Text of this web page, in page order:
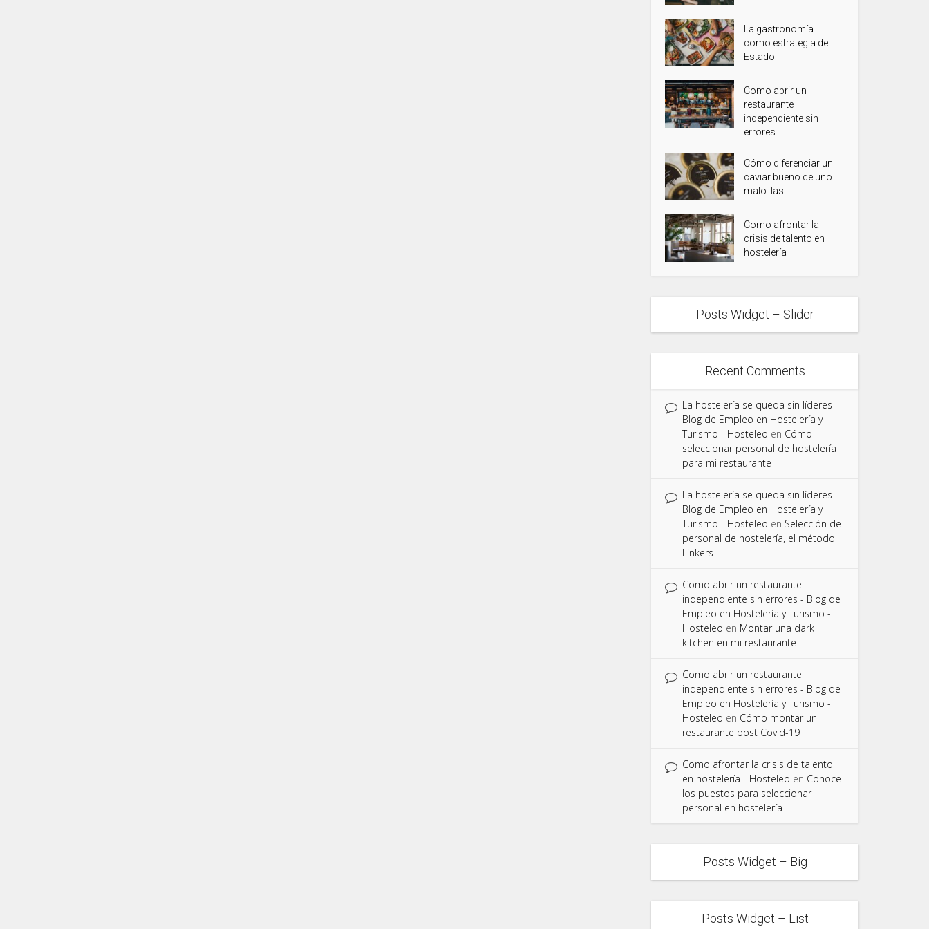
La gastronomía
como estrategia de
Estado
Como abrir un
restaurante
independiente sin
errores
Cómo diferenciar un
caviar bueno de uno
malo: las...
Como afrontar la
crisis de talento en
hostelería
Posts Widget – Slider
Recent Comments
La hostelería se queda sin líderes -
Blog de Empleo en Hostelería y
Turismo - Hosteleo en Cómo
seleccionar personal de hostelería
para mi restaurante
La hostelería se queda sin líderes -
Blog de Empleo en Hostelería y
Turismo - Hosteleo en Selección de
personal de hostelería, el método
Linkers
Como abrir un restaurante
independiente sin errores - Blog de
Empleo en Hostelería y Turismo -
Hosteleo en Montar una dark
kitchen en mi restaurante
Como abrir un restaurante
independiente sin errores - Blog de
Empleo en Hostelería y Turismo -
Hosteleo en Cómo montar un
restaurante post Covid-19
Como afrontar la crisis de talento
en hostelería - Hosteleo en Conoce
los puestos para seleccionar
personal en hostelería
Posts Widget – Big
Posts Widget – List